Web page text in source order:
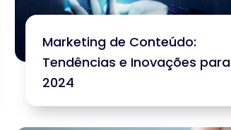
Marketing de Conteúdo:
Tendências e Inovações para
2024